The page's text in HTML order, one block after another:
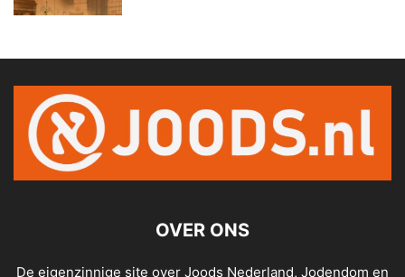
OVER ONS
De eigenzinnige site over Joods Nederland, Jodendom en